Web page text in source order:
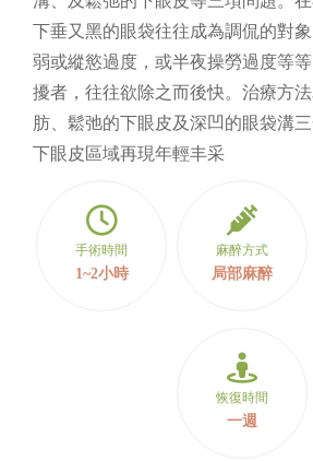
下垂又黑的眼袋往往成為調侃的對
弱或縱慾過度，或半夜操勞過度等
擾者，往往欲除之而後快。治療方
肪、鬆弛的下眼皮及深凹的眼袋溝
下眼皮區域再現年輕丰采
手術時間
1~2小時
麻醉方式
局部麻醉
恢復時間
一週